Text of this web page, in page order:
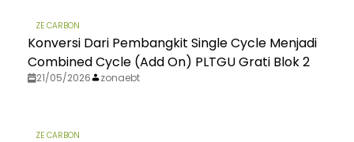
ZE CARBON
Konversi Dari Pembangkit Single Cycle Menjadi
Combined Cycle (Add On) PLTGU Grati Blok 2
21/05/2026 zonaebt
ZE CARBON